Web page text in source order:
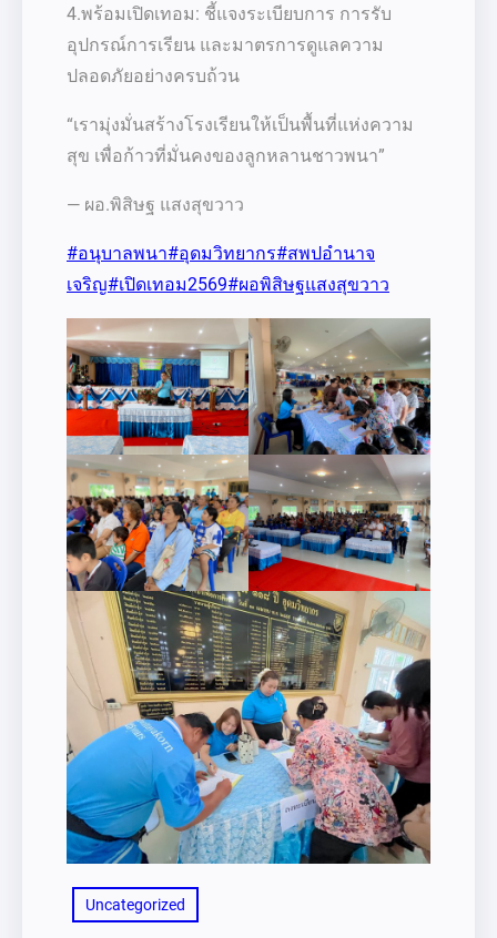
4.พร้อมเปิดเทอม: ชี้แจงระเบียบการ การรับ
อุปกรณ์การเรียน และมาตรการดูแลความ
ปลอดภัยอย่างครบถ้วน
“เรามุ่งมั่นสร้างโรงเรียนให้เป็นพื้นที่แห่งความ
สุข เพื่อก้าวที่มั่นคงของลูกหลานชาวพนา”
— ผอ.พิสิษฐ แสงสุขวาว
#อนุบาลพนา#อุดมวิทยากร#สพปอำนาจ
เจริญ#เปิดเทอม2569#ผอพิสิษฐแสงสุขวาว
Uncategorized